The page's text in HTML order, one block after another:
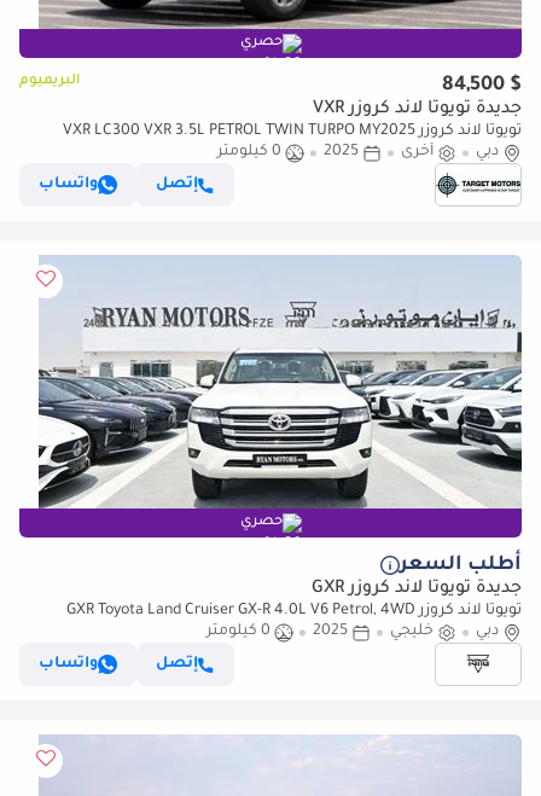
حصري
$ 84,500 البريميوم
جديدة تويوتا لاند كروزر VXR
تويوتا لاند كروزر VXR LC300 VXR 3.5L PETROL TWIN TURPO MY2025
دبي
أخرى 2025
0 كيلومتر
إتصل
واتساب
حصري
أطلب السعر
جديدة تويوتا لاند كروزر GXR
تويوتا لاند كروزر GXR Toyota Land Cruiser GX-R 4.0L V6 Petrol, 4WD
دبي
خليجي 2025
0 كيلومتر
إتصل
واتساب